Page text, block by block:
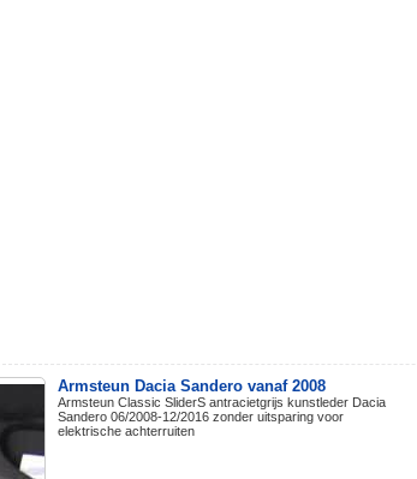
Armsteun Dacia Sandero vanaf 2008
Armsteun Classic SliderS antracietgrijs kunstleder Dacia
Sandero 06/2008-12/2016 zonder uitsparing voor
elektrische achterruiten